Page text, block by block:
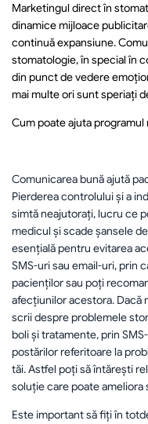
Marketingul direct în
dinamice mijloace
continuă expansiune.
stomatologie, în special în
din punct de vedere
mai multe ori sunt speriați
Cum poate ajuta programul
Comunicarea bună ajută
Pierderea controlului și a
simtă neajutorați, lucru ce
medicul și scade șansele
esențială pentru evitarea
SMS-uri sau email-uri, prin
pacienților sau poți
afecțiunilor acestora. Dacă
scrii despre problemele
boli și tratamente, prin
postărilor referitoare la
tăi. Astfel poți să întărești
soluție care poate ameliora
Este important să fiți în